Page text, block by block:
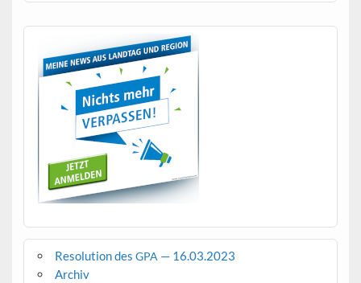
Resolution des GPA — 16.03.2023
Archiv